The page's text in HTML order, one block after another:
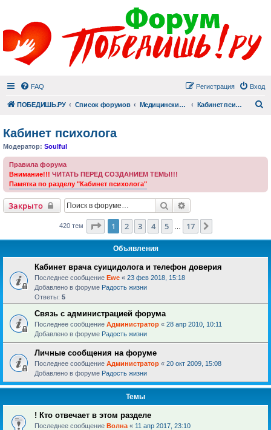
FAQ Вход
Регистрация
ПОБЕДИШЬ.РУ Список форумов Медицинский раздел Кабинет психолога
Кабинет психолога
Модератор: Soulful
Правила форума
Внимание!!! ЧИТАТЬ ПЕРЕД СОЗДАНИЕМ ТЕМЫ!!!
Памятка по разделу "Кабинет психолога"
Закрыто Поиск
420 тем Страница из 17
1 2 3 4 5 17
Объявления
Кабинет врача суицидолога и телефон доверия
Последнее сообщение Ewe « 23 фев 2018, 15:18
Добавлено в форуме Радость жизни
Ответы: 5
Связь с администрацией форума
Последнее сообщение Администратор « 28 апр 2010, 10:11
Добавлено в форуме Радость жизни
Личные сообщения на форуме
Последнее сообщение Администратор « 20 окт 2009, 15:08
Добавлено в форуме Радость жизни
Темы
! Кто отвечает в этом разделе
Последнее сообщение Волна « 11 апр 2017, 23:10